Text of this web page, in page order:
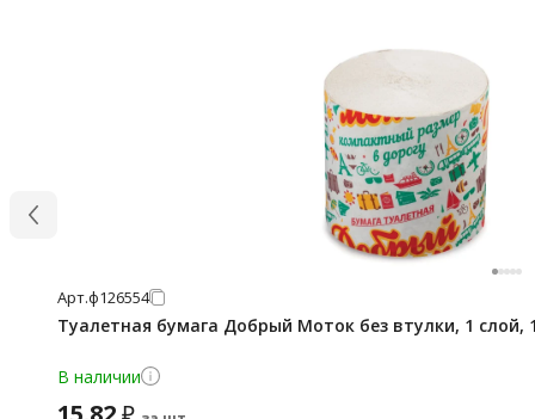
Арт.ф126554
Туалетная бумага Добрый Моток без втулки, 1 слой,
В наличии